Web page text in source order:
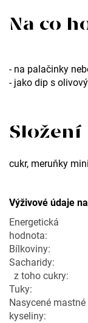
Na co
- na palačinky
- jako dip s
Složení
cukr, meruňky
Výživové údaje
Energetická
hodnota:
Bílkoviny:
Sacharidy:
z toho cukry:
Tuky:
Nasycené mastné
kyseliny:
r
č
u
m
e
sirup
citronáda